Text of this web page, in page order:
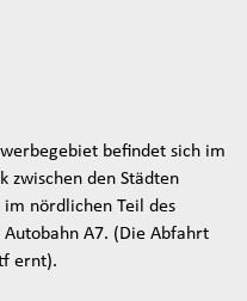
befindet sich im
zwischen den Städten
nördlichen Teil des
A7. (Die Abfahrt
ernt).